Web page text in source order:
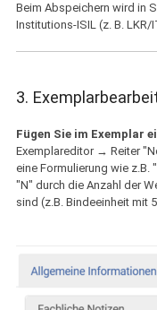
Beim Abspeichern wird in
Institutions-ISIL (z. B.
3.
Fügen Sie im Exemplar
Exemplareditor → Reiter
eine Formulierung wie z.B.
"N" durch die Anzahl der
sind (z.B. Bindeeinheit mit